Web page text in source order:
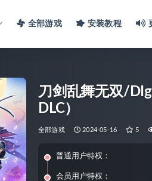
全部游戏 安装教程
刀剑乱舞无双/
DLC）
全部游戏 2024-05-16 5
普通用户特权：
会员用户特权：